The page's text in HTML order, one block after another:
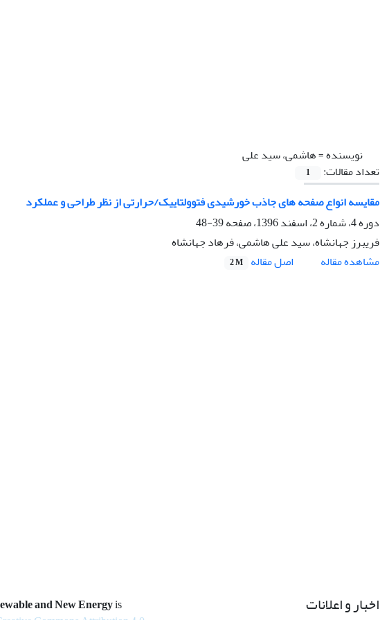
نویسنده =هاشمی، سید علی
تعداد مقالات:
1
مقایسه انواع صفحه های جاذب خورشیدی فتوولتاییک/حرارتی از نظر طراحی و عملکرد
دوره 4، شماره 2، اسفند 1396، صفحه
39-48
فریبرز جهانشاه، سید علی هاشمی، فرهاد جهانشاه
مشاهده مقاله
اصل مقاله 2 M
اخبار و اعلانات and New Energyis